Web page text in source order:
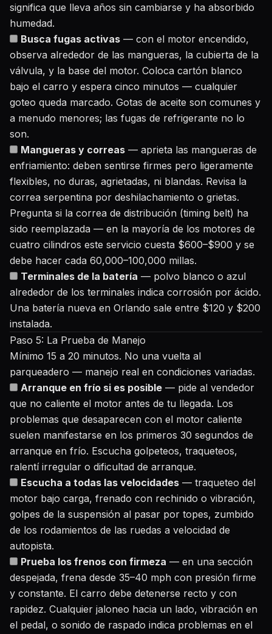
significa que lleva años sin cambiarse y ha absorbido
humedad.
Busca fugas activas — con el motor encendido,
observa alrededor de las mangueras, la cubierta de la
válvula, y la base del motor. Coloca cartón blanco
bajo el carro y espera cinco minutos — cualquier
goteo queda marcado. Gotas de aceite son comunes y
a menudo menores; las fugas de refrigerante no lo
son.
Mangueras y correas — aprieta las mangueras de
enfriamiento: deben sentirse firmes pero ligeramente
flexibles, no duras, agrietadas, ni blandas. Revisa la
correa serpentina por deshilachamiento o grietas.
Pregunta si la correa de distribución (timing belt) ha
sido reemplazada — en la mayoría de los motores de
cuatro cilindros este servicio cuesta $600–$900 y se
debe hacer cada 60,000–100,000 millas.
Terminales de la batería — polvo blanco o azul
alrededor de los terminales indica corrosión por ácido.
Una batería nueva en Orlando sale entre $120 y $200
instalada.
Paso 5: La Prueba de Manejo
Mínimo 15 a 20 minutos. No una vuelta al
parqueadero — manejo real en condiciones variadas.
Arranque en frío si es posible — pide al vendedor
que no caliente el motor antes de tu llegada. Los
problemas que desaparecen con el motor caliente
suelen manifestarse en los primeros 30 segundos de
arranque en frío. Escucha golpeteos, traqueteos,
ralentí irregular o dificultad de arranque.
Escucha a todas las velocidades — traqueteo del
motor bajo carga, frenado con rechinido o vibración,
golpes de la suspensión al pasar por topes, zumbido
de los rodamientos de las ruedas a velocidad de
autopista.
Prueba los frenos con firmeza — en una sección
despejada, frena desde 35–40 mph con presión firme
y constante. El carro debe detenerse recto y con
rapidez. Cualquier jaloneo hacia un lado, vibración en
el pedal, o sonido de raspado indica problemas en el